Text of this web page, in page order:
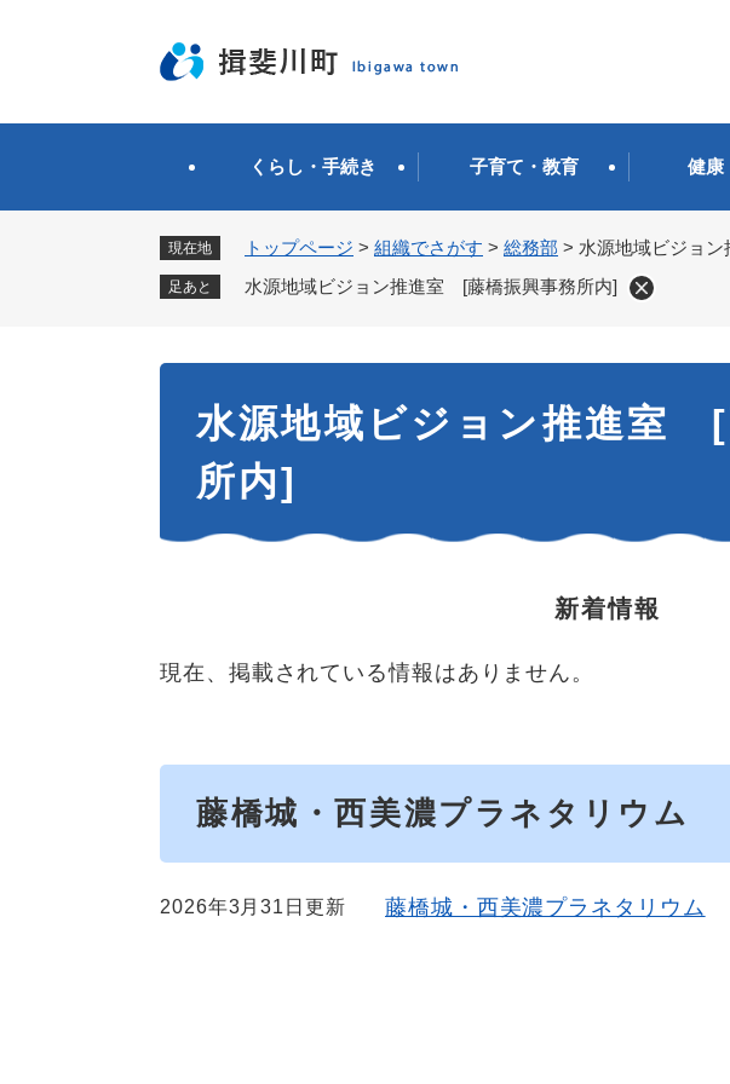
先
す
くらし・手続き 子育て・教育 健康
現在地 トップページ > 組織でさがす > 総務部 > 水源地域ビジョ
足あと 水源地域ビジョン推進室 [藤橋振興事務所内]
水源地域ビジョン推進室 [
所内]
新着情報
現在、掲載されている情報はありません。
藤橋城・西美濃プラネタリウム
2026年3月31日更新 藤橋城・西美濃プラネタリウム